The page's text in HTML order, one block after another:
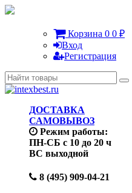
Корзина 0 0 ₽
Вход
Регистрация
ДОСТАВКА
САМОВЫВОЗ
Режим работы:
ПН-СБ с 10 до 20 ч
ВС выходной
8 (495) 909-04-21